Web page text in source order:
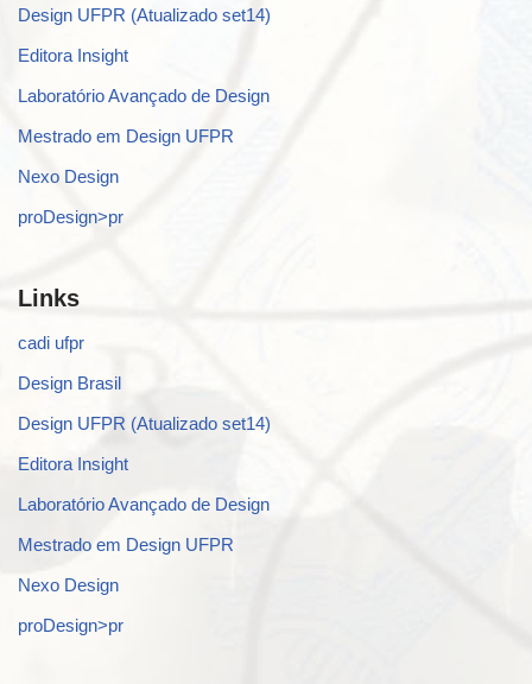
Design UFPR (Atualizado set14)
Editora Insight
Laboratório Avançado de Design
Mestrado em Design UFPR
Nexo Design
proDesign>pr
Links
cadi ufpr
Design Brasil
Design UFPR (Atualizado set14)
Editora Insight
Laboratório Avançado de Design
Mestrado em Design UFPR
Nexo Design
proDesign>pr